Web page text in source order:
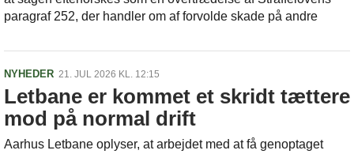
paragraf 252, der handler om af forvolde skade på andre
NYHEDER 21. JUL 2026 KL. 12:15
Letbane er kommet et skridt tættere
mod på normal drift
Aarhus Letbane oplyser, at arbejdet med at få genoptaget